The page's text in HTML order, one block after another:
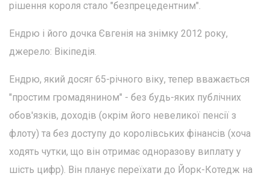
рішення короля стало "безпрецедентним".
Ендрю і його дочка Євгенія на знімку 2012 року,
джерело: Вікіпедія.
Ендрю, який досяг 65-річного віку, тепер вважається
"простим громадянином" - без будь-яких публічних
обов'язків, доходів (окрім його невеликої пенсії з
флоту) та без доступу до королівських фінансів (хоча
ходять чутки, що він отримає одноразову виплату у
шість цифр). Він планує переїхати до Йорк-Котедж на